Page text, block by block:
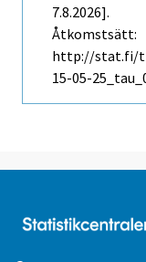
7.8.2026].
Åtkomstsätt:
http://stat.fi/
15-05-